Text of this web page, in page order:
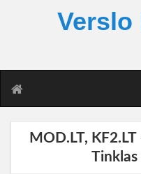
Verslo
MOD.LT,